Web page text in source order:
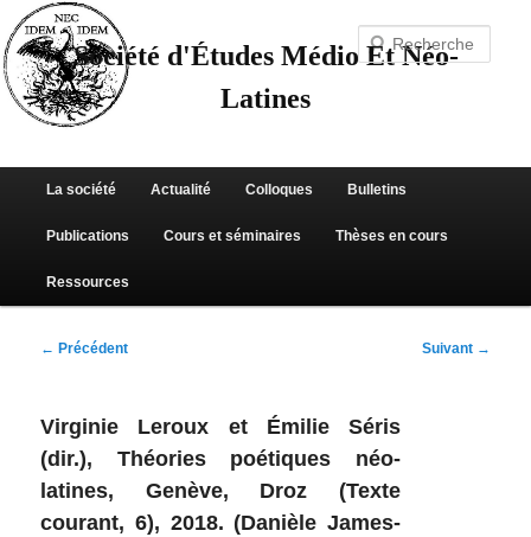
Aller
au
contenu
principal
Société d'Études Médio Et Néo-
Latines
Recherche
principalLa société Actualité Colloques Bulletins
Publications Cours et séminaires Thèses en cours
Ressources
Navigation
← Précédent Suivant →
Virginie Leroux et Émilie Séris
(dir.), Théories poétiques néo-
latines, Genève, Droz (Texte
courant, 6), 2018. (Danièle James-